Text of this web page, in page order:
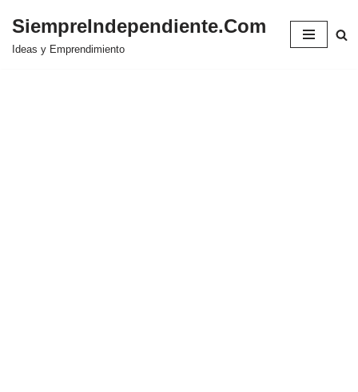
Saltar
SiempreIndependiente.Com
Ideas y Emprendimiento